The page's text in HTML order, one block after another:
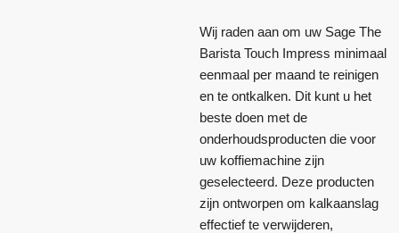
Wij raden aan om uw Sage The
Barista Touch Impress minimaal
eenmaal per maand te reinigen
en te ontkalken. Dit kunt u het
beste doen met de
onderhoudsproducten die voor
uw koffiemachine zijn
geselecteerd. Deze producten
zijn ontworpen om kalkaanslag
effectief te verwijderen,